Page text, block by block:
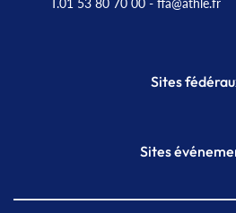
T.01 53 80 70 00- ffa@athle.fr
Sites
Plateforme
Sites
Meeting de Paris